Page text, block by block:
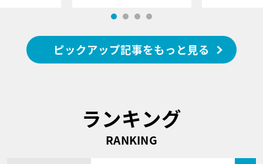
ピックアップ記事をもっと見る
ランキング
RANKING